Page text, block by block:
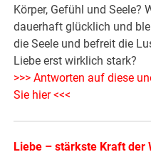
Körper, Gefühl und Seele?
dauerhaft glücklich und
die Seele und befreit die
Liebe erst wirklich stark?
>>> Antworten auf diese
Sie hier <<<
Liebe – stärkste Kraft der